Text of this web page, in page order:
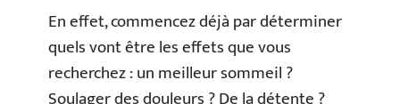
En effet, commencez déjà par déterminer
quels vont être les effets que vous
recherchez : un meilleur sommeil ?